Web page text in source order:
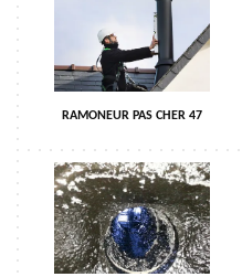
RAMONEUR PAS CHER 47